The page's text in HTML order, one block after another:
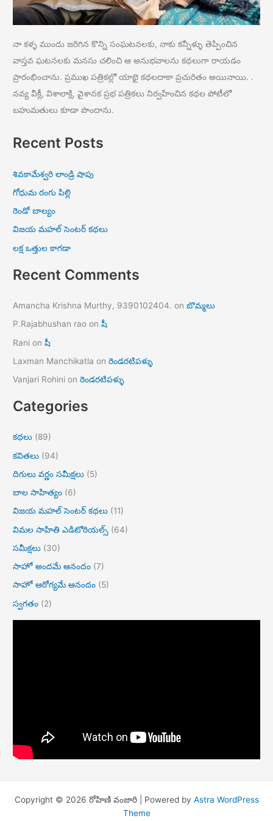
నా కళ్ళ ముందు జరిగిన కొన్ని సంఘటనలకు, నాకు కన్నీళ్ళు తెప్పించిన
వాస్తవ ఘటనలకు మనసు చలించి ఆ అనుభవాలను కథలుగా రాయడం
ప్రారంభించాను. ప్రముఖ పత్రికల్లో యాభై కథలదాకా ప్రచురితం అయినాయి. .
నవ్య వీక్లీ, విశాలాక్షి, వైశానక ప్రభ పత్రికలు నిర్వహించిన కథల పోటీలో
బహుమతులు కూడా పొందాను.
Recent Posts
శివకామేశ్వరి లాండ్రి షాపు
గోధుమ రంగు పిల్లి
రెండో బాల్యం
విజయ మహల్ సెంటర్ కథలు
లక్ష ఒత్తుల కాగడా
Recent Comments
Amancha Krishna Murthy, 9390102404. onబొమ్మలు
P.Rajabhushan rao onషీ
Rani onషీ
Laxman Manchikatla onరెండరటిపళ్ళు
Vanjari Rohini onరెండరటిపళ్ళు
Categories
కధలు (89)
కవితలు (94)
దిగులు వర్ణం సమీక్షలు (5)
బాల సాహిత్యం (6)
విజయ మహల్ సెంటర్ కథలు (11)
విమల సాహితి ఎడిటోరియల్స్ (64)
సమీక్షలు (30)
సాహో అందమే ఆనందం (7)
సాహో ఆరోగ్యమే ఆనందం (5)
స్వగతం (2)
Copyright © 2026 రోహిణి వంజారి | Powered by Astra WordPress
Theme